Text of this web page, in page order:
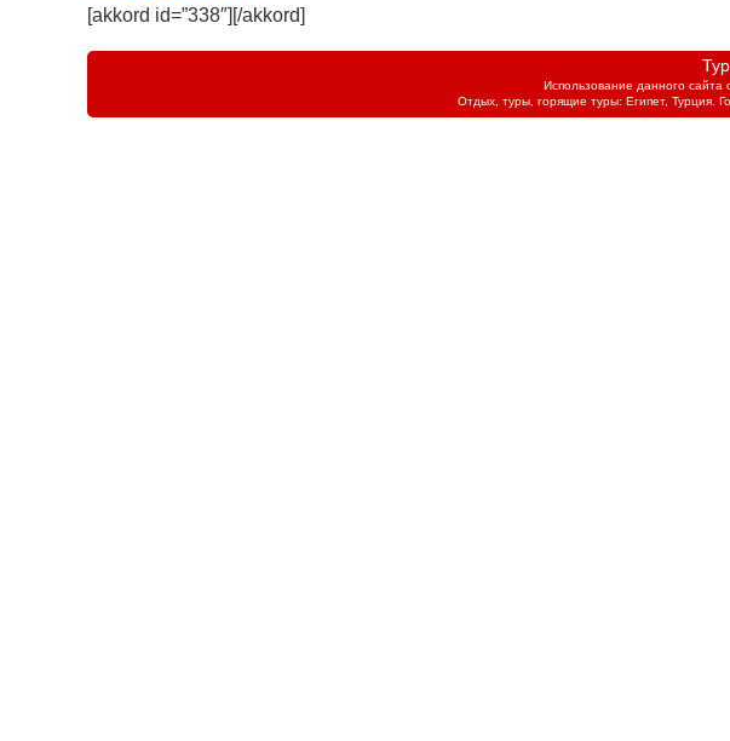
[akkord id=”338″][/akkord]
Использование данного сайта
Отдых, туры, горящие туры: Египет, Турция.